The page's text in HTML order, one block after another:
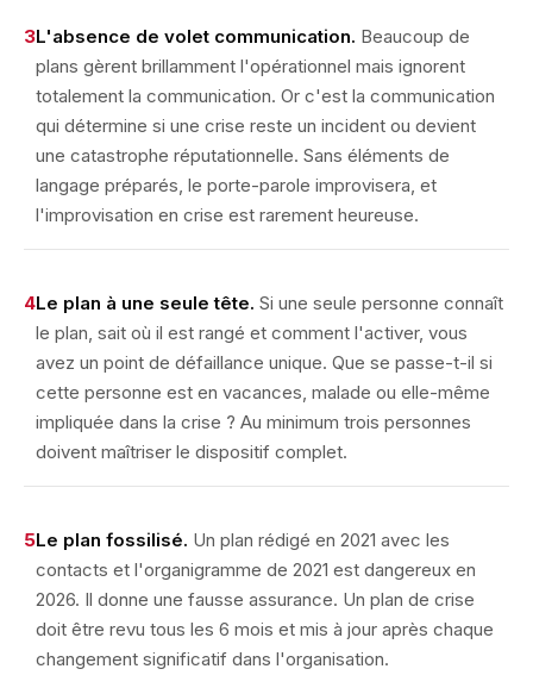
3L'absence de volet communication. Beaucoup de
plans gèrent brillamment l'opérationnel mais ignorent
totalement la communication. Or c'est la communication
qui détermine si une crise reste un incident ou devient
une catastrophe réputationnelle. Sans éléments de
langage préparés, le porte-parole improvisera, et
l'improvisation en crise est rarement heureuse.
4Le plan à une seule tête. Si une seule personne connaît
le plan, sait où il est rangé et comment l'activer, vous
avez un point de défaillance unique. Que se passe-t-il si
cette personne est en vacances, malade ou elle-même
impliquée dans la crise ? Au minimum trois personnes
doivent maîtriser le dispositif complet.
5Le plan fossilisé. Un plan rédigé en 2021 avec les
contacts et l'organigramme de 2021 est dangereux en
2026. Il donne une fausse assurance. Un plan de crise
doit être revu tous les 6 mois et mis à jour après chaque
changement significatif dans l'organisation.